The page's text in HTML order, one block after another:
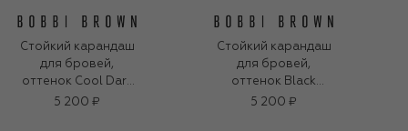
Стойкий карандаш
для бровей,
оттенок Cool Dark
Brown (0,33g)
5 200 ₽
Стойкий карандаш
для бровей,
оттенок Black
Brown (0,33g)
5 200 ₽